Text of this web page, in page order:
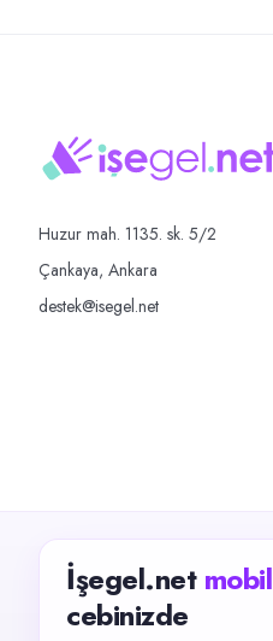
Huzur mah. 1135. sk. 5/2
Çankaya, Ankara
destek@isegel.net
İşegel.net mobil
cebinizde